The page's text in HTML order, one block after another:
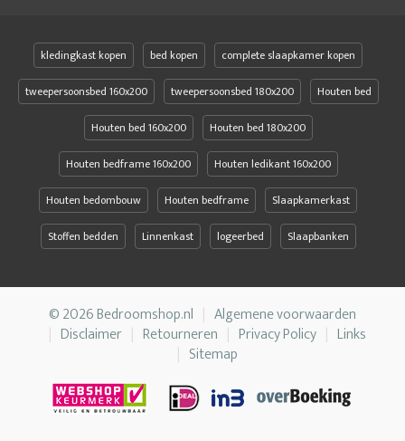
kledingkast kopen bed kopen
complete slaapkamer kopen
tweepersoonsbed 160x200
tweepersoonsbed 180x200
Houten bed
Houten bed 160x200
Houten bed 180x200
Houten bedframe 160x200
Houten ledikant 160x200
Houten bedombouw
Houten bedframe
Slaapkamerkast
Stoffen bedden
Linnenkast logeerbed Slaapbanken
© 2026 Bedroomshop.nl
Algemene voorwaarden
Disclaimer
Retourneren Privacy Policy
Links
Sitemap